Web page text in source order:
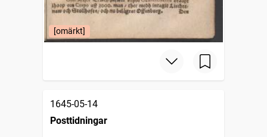
[omärkt]
1645-05-14
Posttidningar